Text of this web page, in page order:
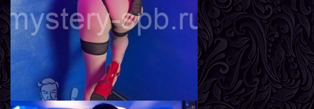
Грудь
3-й